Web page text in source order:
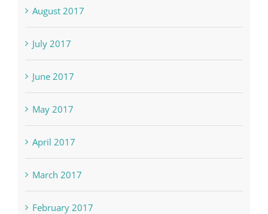
August 2017
July 2017
June 2017
May 2017
April 2017
March 2017
February 2017